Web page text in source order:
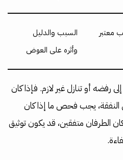
معتبر
السبب والدليل
وأثره على العوض
رفضه أو تنازل غير لازم. فإذا كان
النفقة، يجب فحص ما إذا كان
الطرفان متفقين، قد يكون توثيق